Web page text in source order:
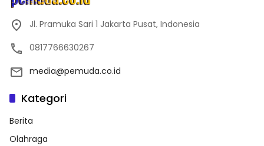
Jl. Pramuka Sari 1 Jakarta Pusat, Indonesia
0817766630267
media@pemuda.co.id
Kategori
Berita
Olahraga